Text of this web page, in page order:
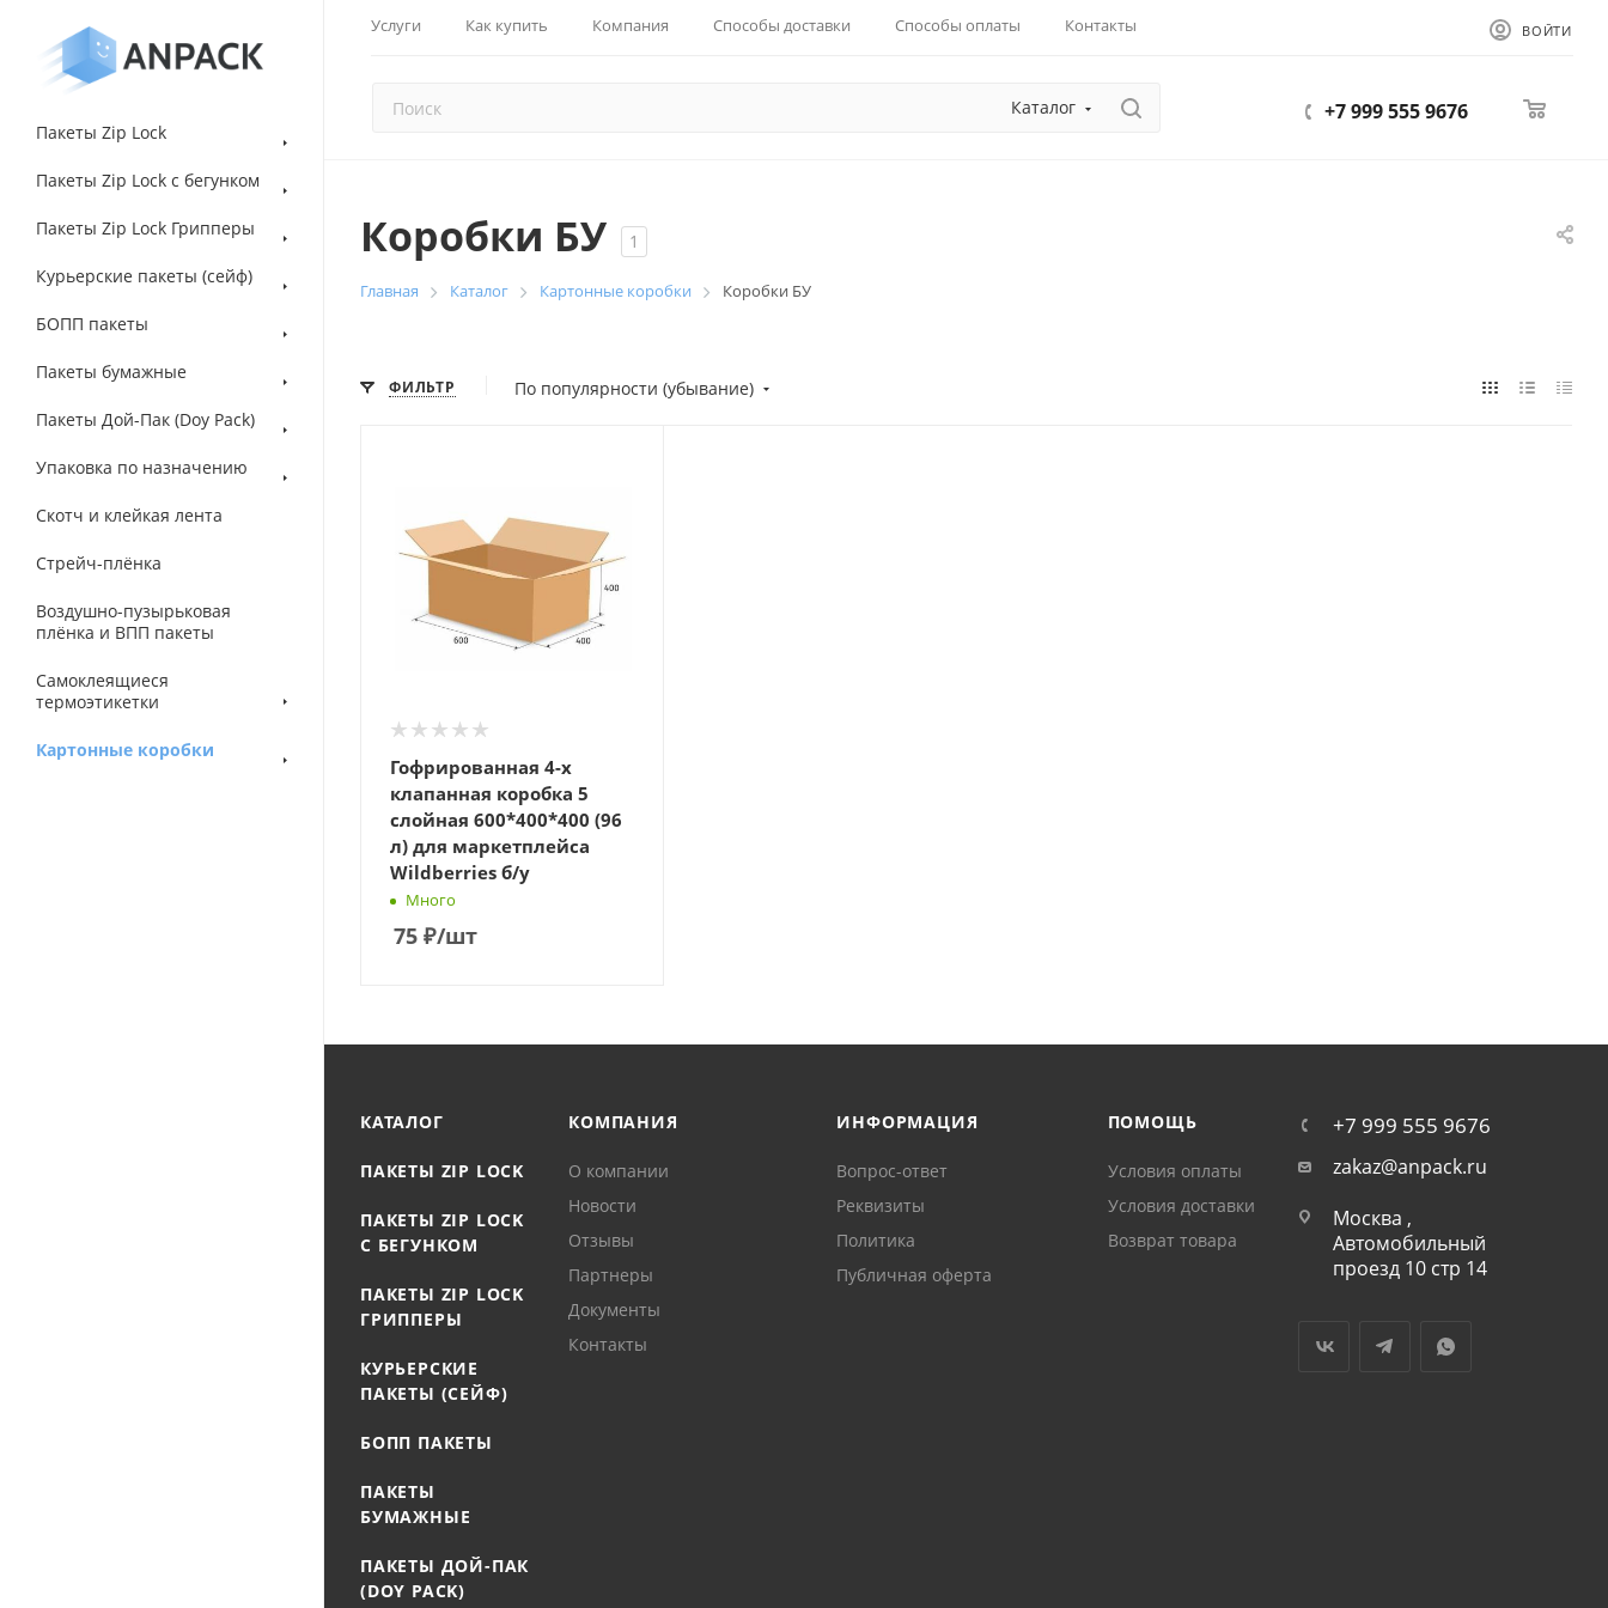
Услуги Как купить Компания Способы доставки Способы оплаты Контакты ВОЙТИ
Каталог +7 999 555 9676
Пакеты Zip Lock
Пакеты Zip Lock с бегунком
Пакеты Zip Lock Грипперы
Курьерские пакеты (сейф)
БОПП пакеты
Пакеты бумажные
Пакеты Дой-Пак (Doy Pack)
Упаковка по назначению
Скотч и клейкая лента
Стрейч-плёнка
Воздушно-пузырьковая
плёнка и ВПП пакеты
Самоклеящиеся
термоэтикетки
Картонные коробки
Коробки БУ 1
Главная Каталог Картонные коробки Коробки БУ
ФИЛЬТР По популярности (убывание)
Гофрированная 4-х
клапанная коробка 5
слойная 600*400*400 (96
л) для маркетплейса
Wildberries б/у
Много
75 ₽/шт
КАТАЛОГ
ПАКЕТЫ ZIP LOCK
ПАКЕТЫ ZIP LOCK
С БЕГУНКОМ
ПАКЕТЫ ZIP LOCK
ГРИППЕРЫ
КУРЬЕРСКИЕ
ПАКЕТЫ (СЕЙФ)
БОПП ПАКЕТЫ
ПАКЕТЫ
БУМАЖНЫЕ
ПАКЕТЫ ДОЙ-ПАК
(DOY PACK)
КОМПАНИЯ
О компании
Новости
Отзывы
Партнеры
Документы
Контакты
ИНФОРМАЦИЯ
Вопрос-ответ
Реквизиты
Политика
Публичная оферта
ПОМОЩЬ
Условия оплаты
Условия доставки
Возврат товара
+7 999 555 9676
zakaz@anpack.ru
Москва ,
Автомобильный
проезд 10 стр 14